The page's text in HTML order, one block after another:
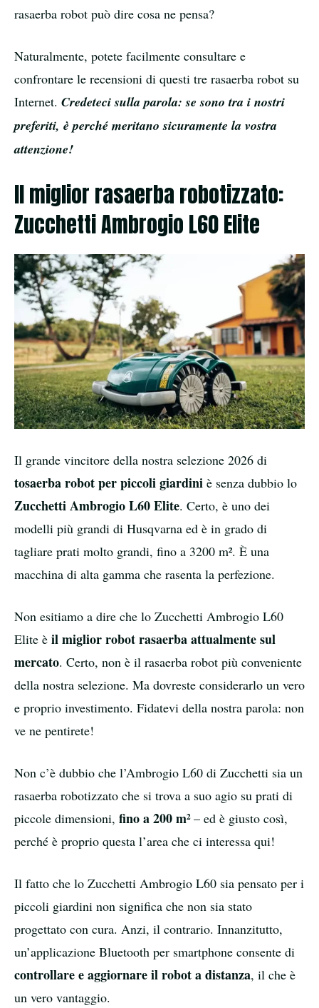
rasaerba robot può dire cosa ne pensa?
Naturalmente, potete facilmente consultare e
confrontare le recensioni di questi tre rasaerba robot su
Internet. Credeteci sulla parola: se sono tra i nostri
preferiti, è perché meritano sicuramente la vostra
attenzione!
Il miglior rasaerba robotizzato:
Zucchetti Ambrogio L60 Elite
Il grande vincitore della nostra selezione 2026 di
tosaerba robot per piccoli giardini è senza dubbio lo
Zucchetti Ambrogio L60 Elite. Certo, è uno dei
modelli più grandi di Husqvarna ed è in grado di
tagliare prati molto grandi, fino a 3200 m². È una
macchina di alta gamma che rasenta la perfezione.
Non esitiamo a dire che lo Zucchetti Ambrogio L60
Elite è il miglior robot rasaerba attualmente sul
mercato. Certo, non è il rasaerba robot più conveniente
della nostra selezione. Ma dovreste considerarlo un vero
e proprio investimento. Fidatevi della nostra parola: non
ve ne pentirete!
Non c’è dubbio che l’Ambrogio L60 di Zucchetti sia un
rasaerba robotizzato che si trova a suo agio su prati di
piccole dimensioni, fino a 200 m²– ed è giusto così,
perché è proprio questa l’area che ci interessa qui!
Il fatto che lo Zucchetti Ambrogio L60 sia pensato per i
piccoli giardini non significa che non sia stato
progettato con cura. Anzi, il contrario. Innanzitutto,
un’applicazione Bluetooth per smartphone consente di
controllare e aggiornare il robot a distanza, il che è
un vero vantaggio.